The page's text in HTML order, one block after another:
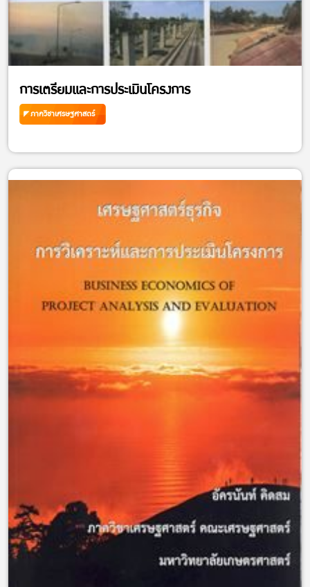
การเตรียมและการประเมินโครงการ
ภาควิชาเศรษฐศาสตร์